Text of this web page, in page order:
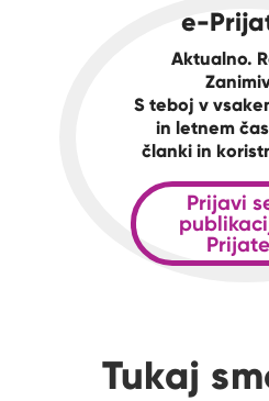
e-
Aktualno.
S teboj v
in letnem
članki in
Prijavi
Tukaj